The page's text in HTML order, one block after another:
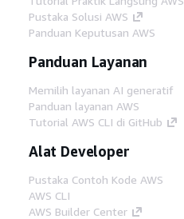
Pustaka Solusi AWS
Panduan Keputusan AWS
Panduan Layanan
Memilih layanan AI generatif
Panduan layanan AWS
Tutorial AWS CLI di GitHub
Alat Developer
Pustaka Contoh Kode AWS
AWS CLI
AWS Builder Center